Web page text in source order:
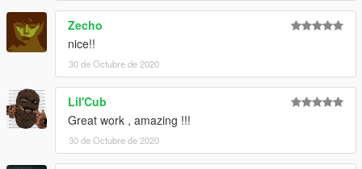
Zecho
nice!!
30 de Octubre de 2020
Lil'Cub
Great work , amazing !!!
30 de Octubre de 2020